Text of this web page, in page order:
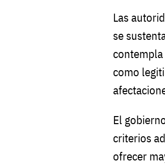
Las
se
como
El
criterios
ofrecer